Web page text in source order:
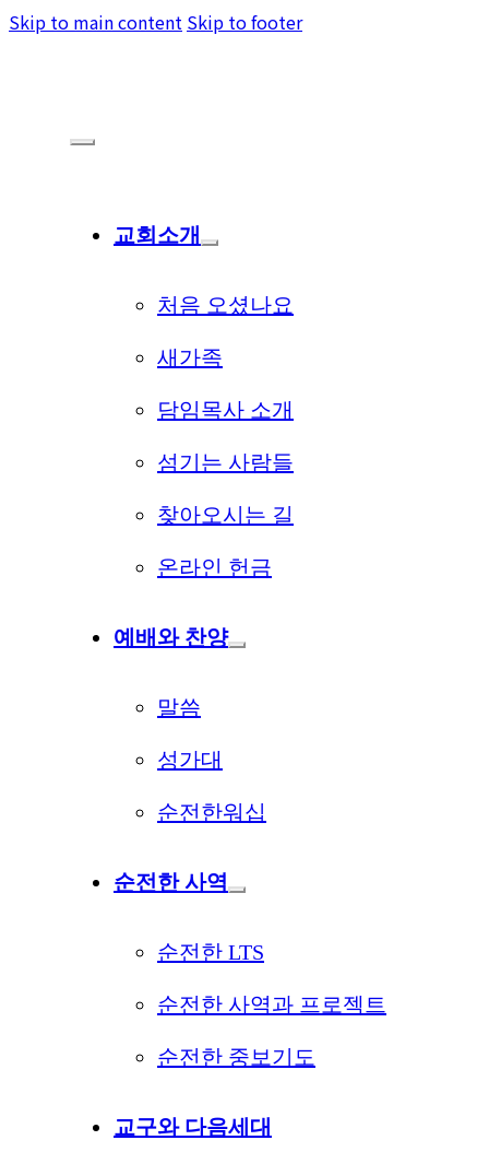
Skip to main content Skip to footer
교회소개
처음 오셨나요
새가족
담임목사 소개
섬기는 사람들
찾아오시는 길
온라인 헌금
예배와 찬양
말씀
성가대
순전한워십
순전한 사역
순전한 LTS
순전한 사역과 프로젝트
순전한 중보기도
교구와 다음세대